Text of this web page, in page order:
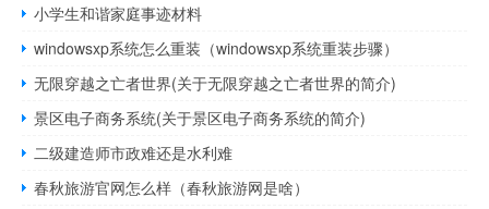
小学生和谐家庭事迹材料
windowsxp系统怎么重装（windowsxp系统重装步骤）
无限穿越之亡者世界(关于无限穿越之亡者世界的简介)
景区电子商务系统(关于景区电子商务系统的简介)
二级建造师市政难还是水利难
春秋旅游官网怎么样（春秋旅游网是啥）